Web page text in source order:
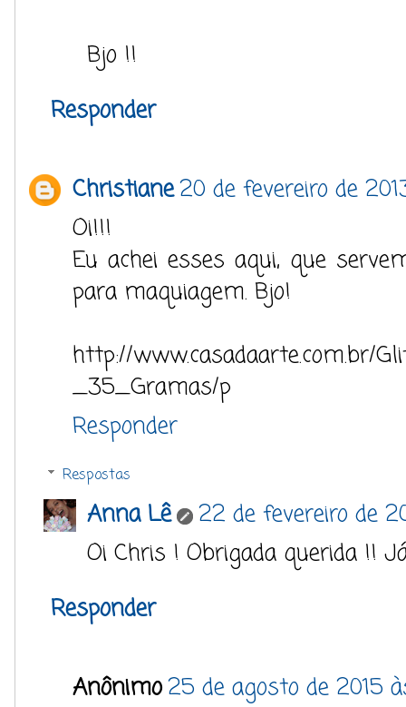
Bjo !!
Responder
Christiane20 de fevereiro de
Oi!!!
Eu achei esses aqui, que
para maquiagem. Bjo!
http://www.casadaarte.com.br/
_35_Gramas/p
Responder
Respostas
Anna Lê
22 de fevereiro de
Oi Chris ! Obrigada querida !!
Responder
Anônimo25 de agosto de 2015